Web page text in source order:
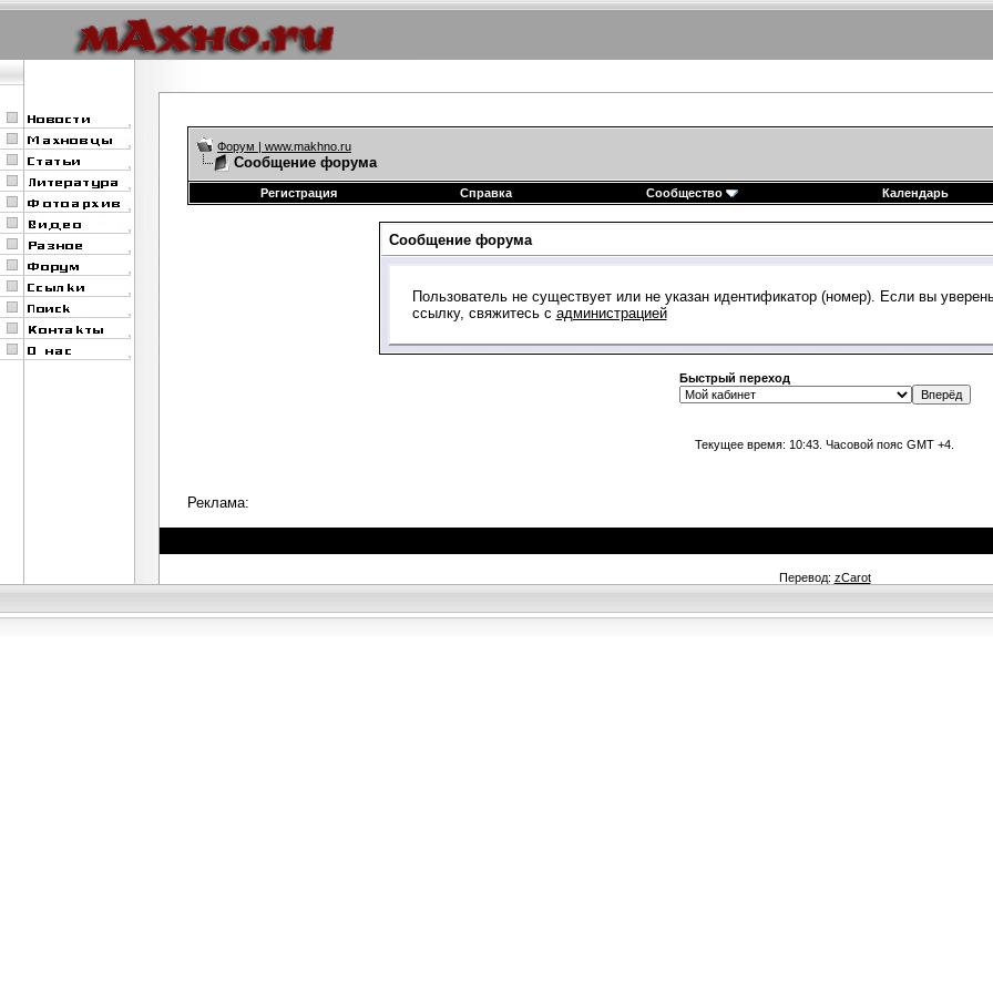
Форум | www.makhno.ru
Сообщение форума
Регистрация
Справка Сообщество Календарь
Сообщение форума
Пользователь не существует или не указан идентификатор (номер). Если вы
ссылку, свяжитесь с администрацией
Быстрый переход
Текущее время: 10:43 . Часовой пояс GMT +4.
Реклама:
Перевод: zCarot